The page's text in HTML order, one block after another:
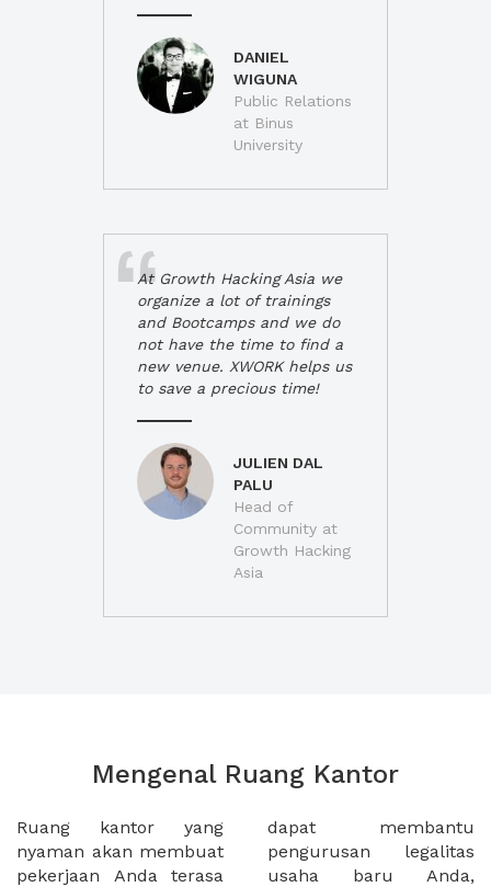
DANIEL
WIGUNA
Public Relations
at Binus
University
At Growth Hacking Asia we
organize a lot of trainings
and Bootcamps and we do
not have the time to find a
new venue. XWORK helps us
to save a precious time!
JULIEN DAL
PALU
Head of
Community at
Growth Hacking
Asia
Mengenal Ruang Kantor
Ruang kantor yang
nyaman akan membuat
pekerjaan Anda terasa
dapat membantu
pengurusan legalitas
usaha baru Anda,